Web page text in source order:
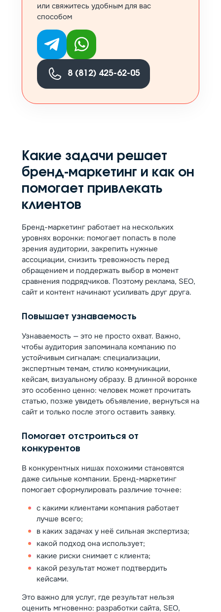
или свяжитесь удобным для вас
способом
8 (812) 425-62-05
Какие задачи решает
бренд-маркетинг и как он
помогает привлекать
клиентов
Бренд-маркетинг работает на нескольких
уровнях воронки: помогает попасть в поле
зрения аудитории, закрепить нужные
ассоциации, снизить тревожность перед
обращением и поддержать выбор в момент
сравнения подрядчиков. Поэтому реклама, SEO,
сайт и контент начинают усиливать друг друга.
Повышает узнаваемость
Узнаваемость — это не просто охват. Важно,
чтобы аудитория запоминала компанию по
устойчивым сигналам: специализации,
экспертным темам, стилю коммуникации,
кейсам, визуальному образу. В длинной воронке
это особенно ценно: человек может прочитать
статью, позже увидеть объявление, вернуться на
сайт и только после этого оставить заявку.
Помогает отстроиться от
конкурентов
В конкурентных нишах похожими становятся
даже сильные компании. Бренд-маркетинг
помогает сформулировать различие точнее:
с какими клиентами компания работает
лучше всего;
в каких задачах у неё сильная экспертиза;
какой подход она использует;
какие риски снимает с клиента;
какой результат может подтвердить
кейсами.
Это важно для услуг, где результат нельзя
оценить мгновенно: разработки сайта, SEO,